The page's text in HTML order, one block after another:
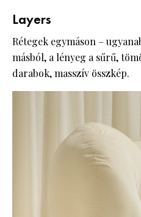
Layers
Rétegek egymáson –
másból, a lényeg a sűrű,
darabok, masszív összkép.